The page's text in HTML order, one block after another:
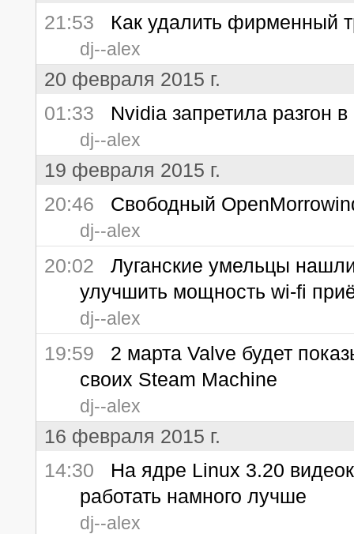
21:53 Как удалить фирменный
dj--alex
20 февраля 2015 г.
01:33 Nvidia запретила разгон
dj--alex
19 февраля 2015 г.
20:46 Cвободный
dj--alex
20:02 Луганские умельцы
улучшить мощность wi-fi
dj--alex
19:59 2 марта Valve будет
своих Steam Machine
dj--alex
16 февраля 2015 г.
14:30 На ядре Linux 3.20
работать намного лучше
dj--alex